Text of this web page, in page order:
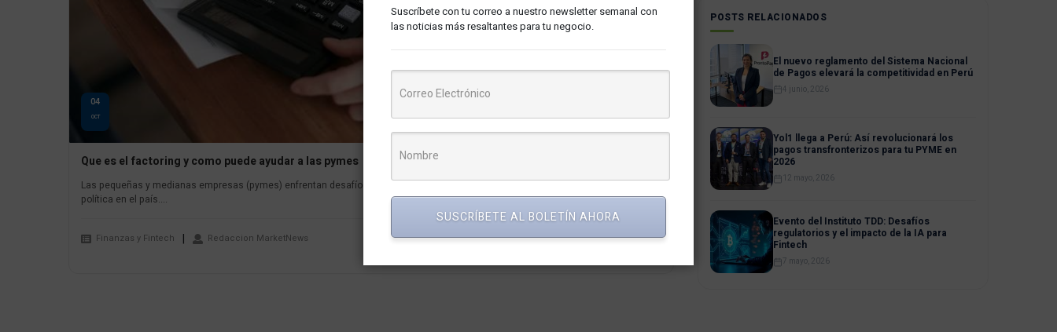
04
OCT
Que es el factoring y como puede ayudar a las pymes
Las pequeñas y medianas empresas (pymes) enfrentan desafíos significativos, agravados por la inestabilidad social, económica y
política en el país....
Finanzas y Fintech Redaccion MarketNews
POSTS RELACIONADOS
El nuevo reglamento del Sistema Nacional
de Pagos elevará la competitividad en Perú
4 junio, 2026
Yol1 llega a Perú: Así revolucionará los
pagos transfronterizos para tu PYME en
2026
12 mayo, 2026
Evento del Instituto TDD: Desafíos
regulatorios y el impacto de la IA para
Fintech
7 mayo, 2026
Suscríbete con tu correo a nuestro newsletter semanal con
las noticias más resaltantes para tu negocio.
SUSCRÍBETE AL BOLETÍN AHORA